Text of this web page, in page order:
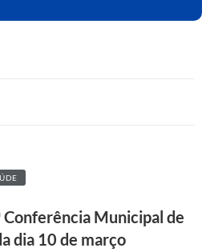
Conferência Municipal de
dia 10 de março